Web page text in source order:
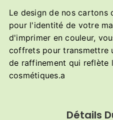
Le design de nos
pour l'identité de votre
d'imprimer en couleur,
coffrets pour transmettre
de raffinement qui reflète
cosmétiques.a
Détails